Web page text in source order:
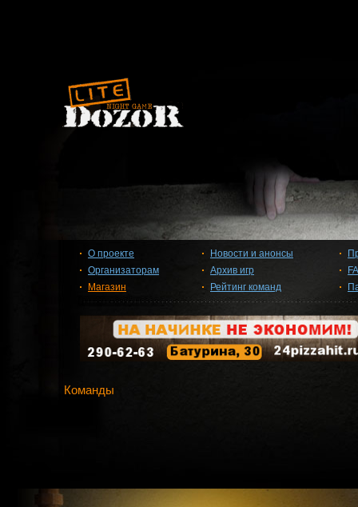
О проекте
Организаторам
Магазин
Новости и анонсы
Архив игр
Рейтинг команд
Команды